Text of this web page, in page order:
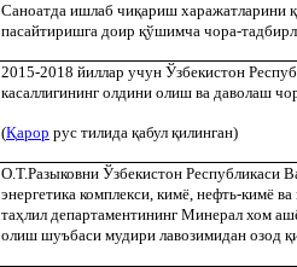
Саноатда ишлаб чиқариш харажатларини қ
пасайтиришга доир қўшимча чора-
2015-2018 йиллар учун Ўзбекистон
касаллигининг олдини олиш ва даволаш
(Қарор рус тилида қабул қилинган)
О.Т.Разыковни Ўзбекистон Республикаси
энергетика комплекси, кимё, нефть-кимё
таҳлил департаментининг Минерал хом
олиш шуъбаси мудири лавозимидан озод қ